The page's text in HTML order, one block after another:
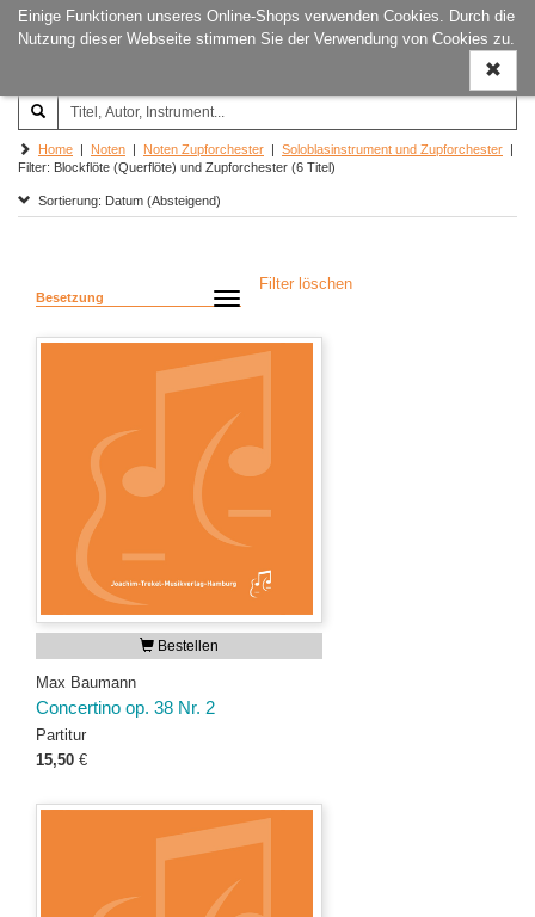
Einige Funktionen unseres Online-Shops verwenden Cookies. Durch die
Nutzung dieser Webseite stimmen Sie der Verwendung von Cookies zu.
ein-/
Joachim‐Trekel‐Musikverlag,
Hamburg
Home | Noten | Noten Zupforchester | Soloblasinstrument und Zupforchester |
Filter: Blockflöte (Querflöte) und Zupforchester (6 Titel)
Sortierung: Datum (Absteigend)
Besetzung
Filter löschen
Bestellen
Max Baumann
Concertino op. 38 Nr. 2
Partitur
15,50 €